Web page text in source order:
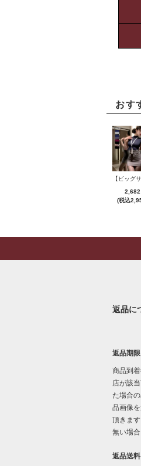
おす
2,682
(税込
返品に
返品期限
商品到
店が該
た場合
品画像
頂きま
無い場
返品送料